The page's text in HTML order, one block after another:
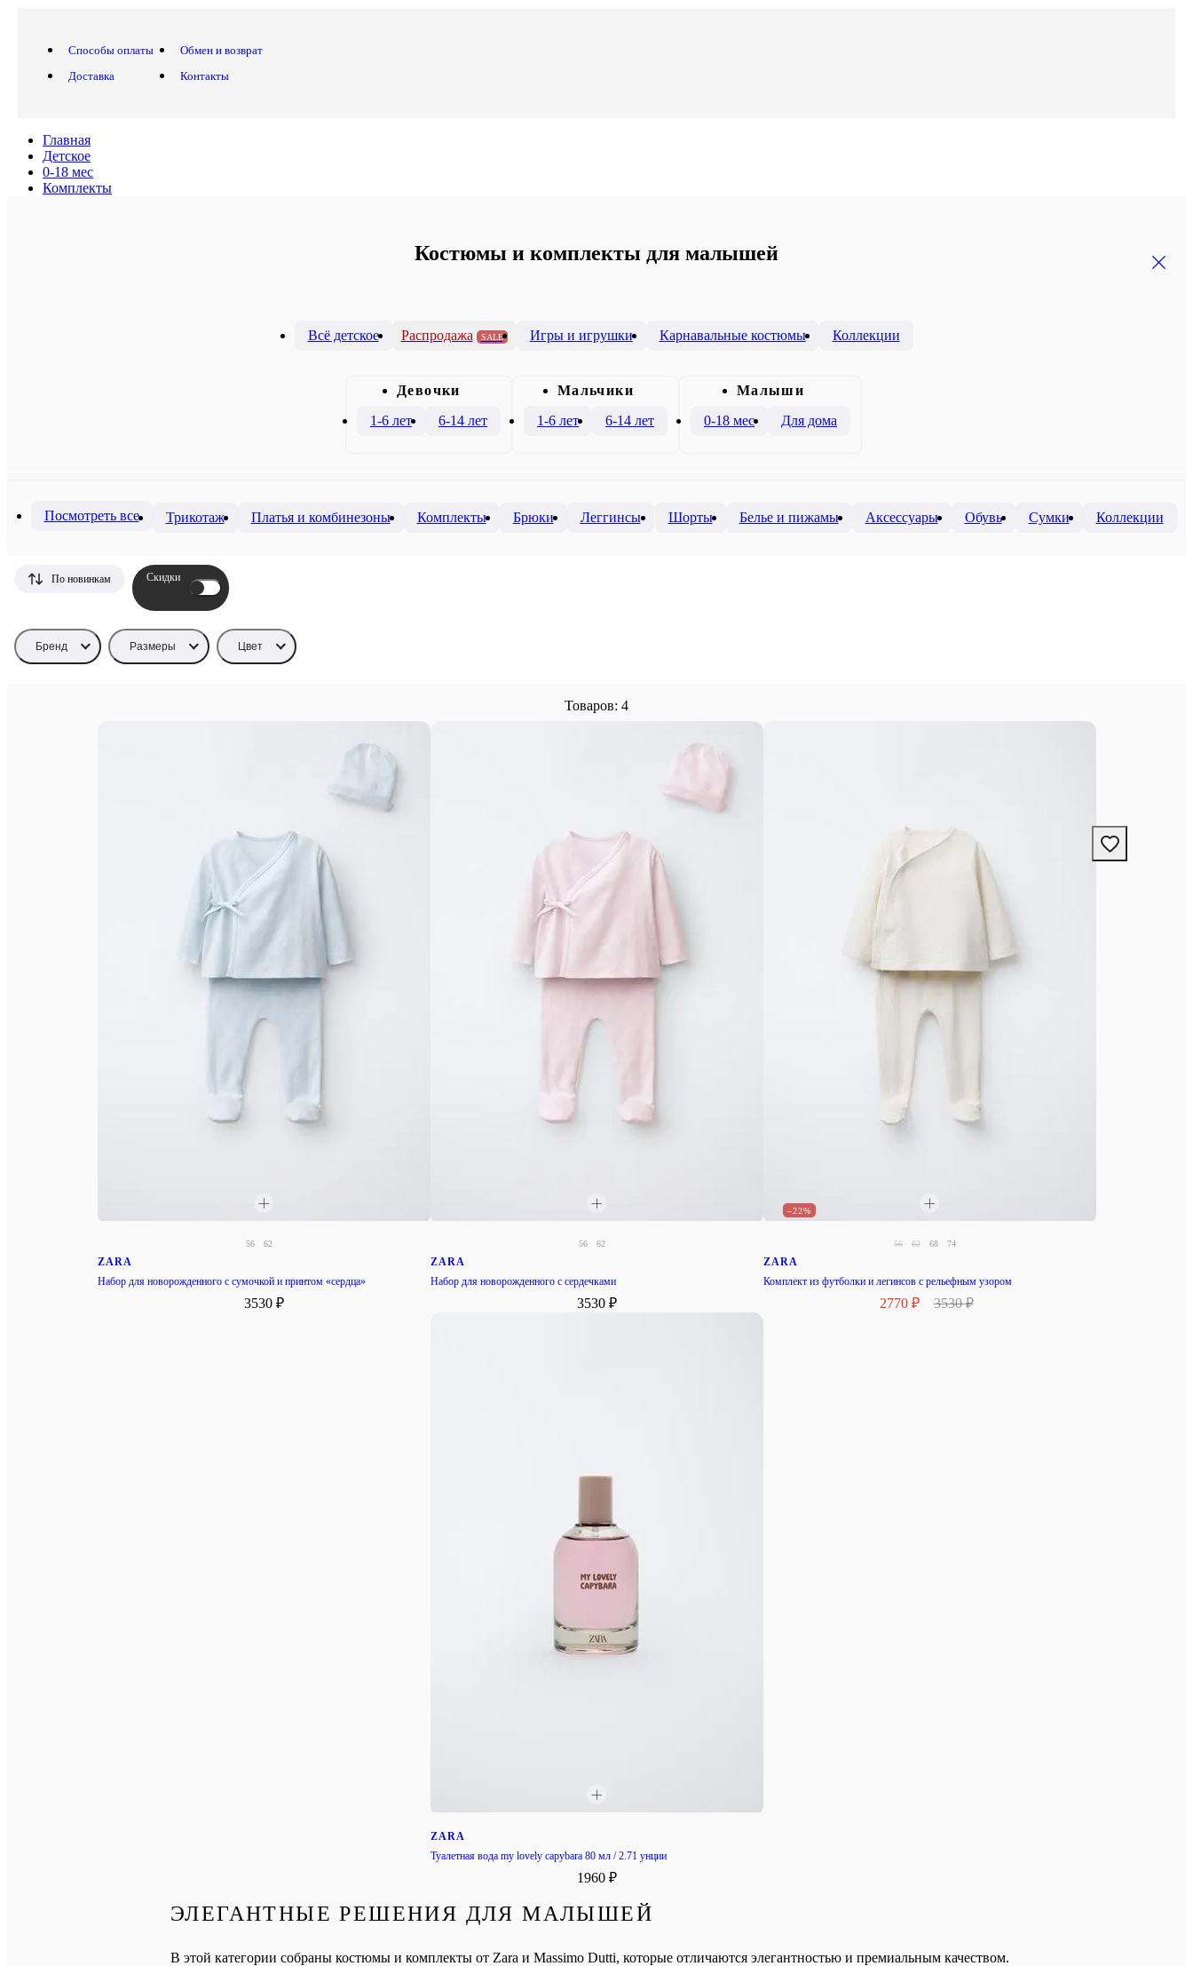
Способы оплаты
Доставка
Обмен и возврат
Контакты
Главная
Детское
0-18 мес
Комплекты
Костюмы и комплекты для малышей
Всё детское Распродажа SALE Игры и игрушки Карнавальные костюмы Коллекции
Девочки
1-6 лет
6-14 лет
Mальчики
1-6 лет
6-14 лет
Малыши
0-18 мес
Для дома
Посмотреть все Трикотаж Платья и комбинезоны Комплекты Брюки Леггинсы Шорты Белье и пижамы Аксессуары Обувь Сумки Коллекции
Бренд Размеры Цвет
Товаров: 4
По новинкам Скидки
56 62
ZARA
Набор для новорожденного с сумочкой и принтом «сердца»
3530 ₽
56 62
ZARA
Набор для новорожденного с сердечками
3530 ₽
–22%
56 62 68 74
ZARA
Комплект из футболки и легинсов с рельефным узором
2770 ₽ 3530 ₽
ZARA
Туалетная вода my lovely capybara 80 мл / 2.71 унции
1960 ₽
ЭЛЕГАНТНЫЕ РЕШЕНИЯ ДЛЯ МАЛЫШЕЙ
В этой категории собраны костюмы и комплекты от Zara и Massimo Dutti, которые отличаются элегантностью и премиальным качеством.